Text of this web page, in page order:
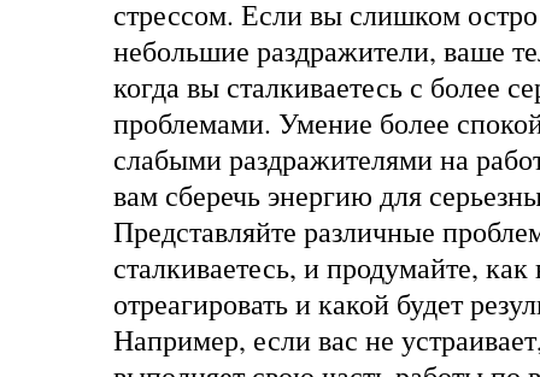
стрессом. Если вы слишком остро
небольшие раздражители, ваше
когда вы сталкиваетесь с более
проблемами. Умение более
слабыми раздражителями на
вам сберечь энергию для
Представляйте различные
сталкиваетесь, и продумайте,
отреагировать и какой будет
Например, если вас не